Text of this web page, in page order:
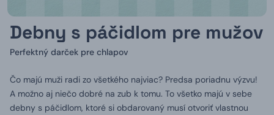
Debny s páčidlom pre mužov
Perfektný darček pre chlapov
Čo majú muži radi zo všetkého najviac? Predsa poriadnu výzvu!
A možno aj niečo dobré na zub k tomu. To všetko majú v sebe
debny s páčidlom, ktoré si obdarovaný musí otvoriť vlastnou